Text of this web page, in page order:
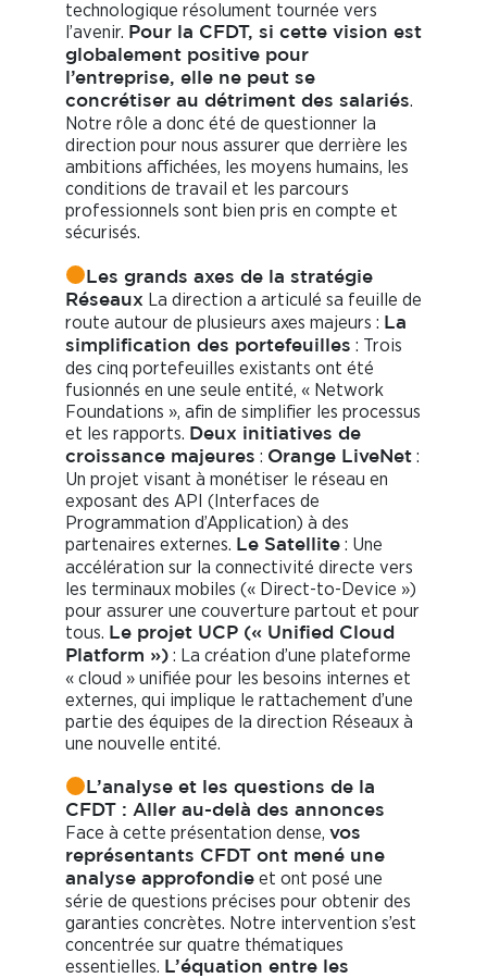
technologique résolument tournée vers
l’avenir. Pour la CFDT, si cette vision est
globalement positive pour
l’entreprise, elle ne peut se
concrétiser au détriment des salariés.
Notre rôle a donc été de questionner la
direction pour nous assurer que derrière les
ambitions affichées, les moyens humains, les
conditions de travail et les parcours
professionnels sont bien pris en compte et
sécurisés.
Les grands axes de la stratégie
Réseaux La direction a articulé sa feuille de
route autour de plusieurs axes majeurs : La
simplification des portefeuilles : Trois
des cinq portefeuilles existants ont été
fusionnés en une seule entité, « Network
Foundations », afin de simplifier les processus
et les rapports. Deux initiatives de
croissance majeures : Orange LiveNet :
Un projet visant à monétiser le réseau en
exposant des API (Interfaces de
Programmation d’Application) à des
partenaires externes. Le Satellite : Une
accélération sur la connectivité directe vers
les terminaux mobiles (« Direct-to-Device »)
pour assurer une couverture partout et pour
tous. Le projet UCP (« Unified Cloud
Platform ») : La création d’une plateforme
« cloud » unifiée pour les besoins internes et
externes, qui implique le rattachement d’une
partie des équipes de la direction Réseaux à
une nouvelle entité.
L’analyse et les questions de la
CFDT : Aller au-delà des annonces
Face à cette présentation dense, vos
représentants CFDT ont mené une
analyse approfondie et ont posé une
série de questions précises pour obtenir des
garanties concrètes. Notre intervention s’est
concentrée sur quatre thématiques
essentielles. L’équation entre les